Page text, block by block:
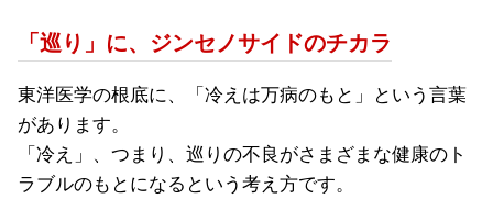
「巡り」に、ジンセノサイドのチカラ
東洋医学の根底に、「冷えは万病のもと」という言葉
があります。
「冷え」、つまり、巡りの不良がさまざまな健康のト
ラブルのもとになるという考え方です。